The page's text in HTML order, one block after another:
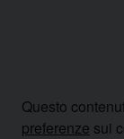
Questo
preferenze sui